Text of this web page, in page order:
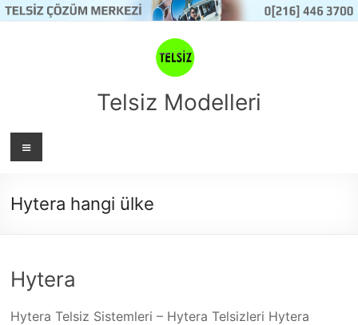
Skip
to
Telsiz Modelleri
Menü
Hytera hangi ülke
Hytera
Hytera Telsiz Sistemleri – Hytera Telsizleri Hytera